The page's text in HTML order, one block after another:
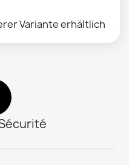
Variante erhältlich